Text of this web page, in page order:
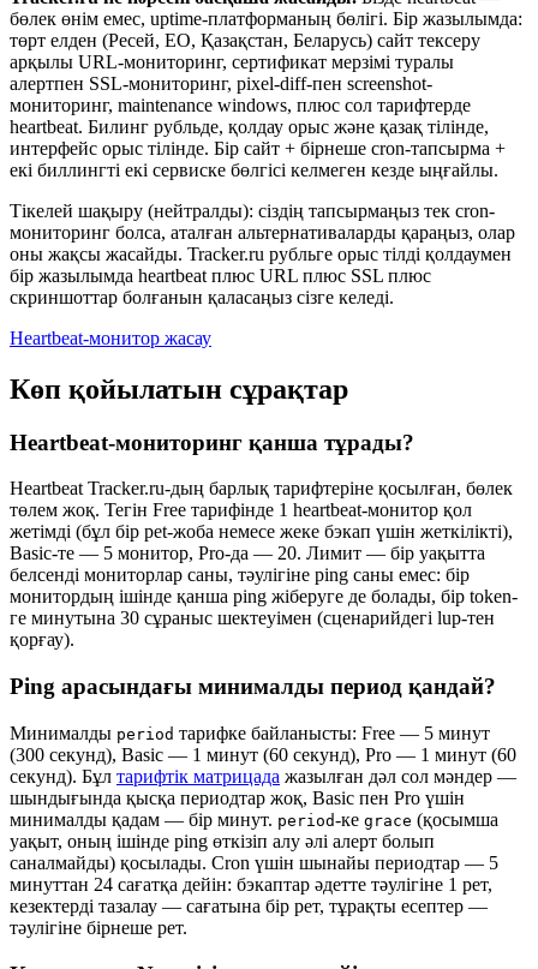
бөлек өнім емес, uptime-платформаның бөлігі. Бір жазылымда:
төрт елден (Ресей, ЕО, Қазақстан, Беларусь) сайт тексеру
арқылы URL-мониторинг, сертификат мерзімі туралы
алертпен SSL-мониторинг, pixel-diff-пен screenshot-
мониторинг, maintenance windows, плюс сол тарифтерде
heartbeat. Билинг рубльде, қолдау орыс және қазақ тілінде,
интерфейс орыс тілінде. Бір сайт + бірнеше cron-тапсырма +
екі биллингті екі сервиске бөлгісі келмеген кезде ыңғайлы.
Тікелей шақыру (нейтралды): сіздің тапсырмаңыз тек cron-
мониторинг болса, аталған альтернативаларды қараңыз, олар
оны жақсы жасайды. Tracker.ru рубльге орыс тілді қолдаумен
бір жазылымда heartbeat плюс URL плюс SSL плюс
скриншоттар болғанын қаласаңыз сізге келеді.
Heartbeat-монитор жасау
Көп қойылатын сұрақтар
Heartbeat-мониторинг қанша тұрады?
Heartbeat Tracker.ru-дың барлық тарифтеріне қосылған, бөлек
төлем жоқ. Тегін Free тарифінде 1 heartbeat-монитор қол
жетімді (бұл бір pet-жоба немесе жеке бэкап үшін жеткілікті),
Basic-те — 5 монитор, Pro-да — 20. Лимит — бір уақытта
белсенді мониторлар саны, тәулігіне ping саны емес: бір
монитордың ішінде қанша ping жіберуге де болады, бір token-
ге минутына 30 сұраныс шектеуімен (сценарийдегі lup-тен
қорғау).
Ping арасындағы минималды период қандай?
Минималды period тарифке байланысты: Free — 5 минут
(300 секунд), Basic — 1 минут (60 секунд), Pro — 1 минут (60
секунд). Бұл тарифтік матрицада жазылған дәл сол мәндер —
шындығында қысқа периодтар жоқ, Basic пен Pro үшін
минималды қадам — бір минут. period-ке grace (қосымша
уақыт, оның ішінде ping өткізіп алу әлі алерт болып
саналмайды) қосылады. Cron үшін шынайы периодтар — 5
минуттан 24 сағатқа дейін: бэкаптар әдетте тәулігіне 1 рет,
кезектерді тазалау — сағатына бір рет, тұрақты есептер —
тәулігіне бірнеше рет.